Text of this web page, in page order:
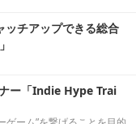
チアップできる総合
ー「Indie Hype Trai